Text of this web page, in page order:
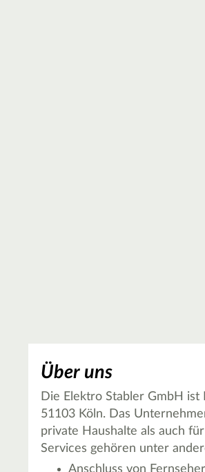
Über uns
Die Elektro Stabler GmbH
51103 Köln. Das
private Haushalte als auch
Services gehören unter
Anschluss von